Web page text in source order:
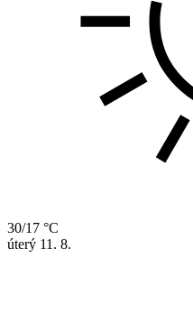
30/17 °C
úterý 11. 8.